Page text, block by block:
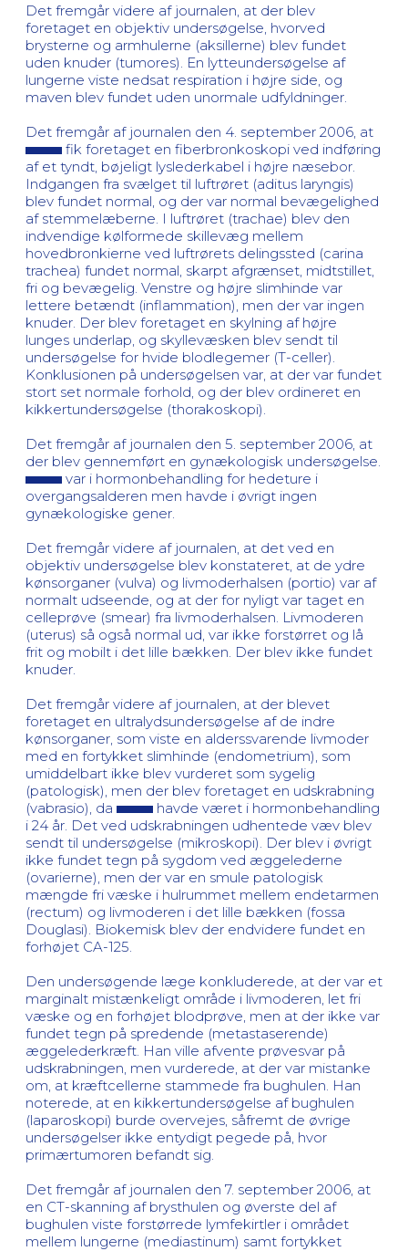
Det fremgår videre af journalen, at der blev
foretaget en objektiv undersøgelse, hvorved
brysterne og armhulerne (aksillerne) blev fundet
uden knuder (tumores). En lytteundersøgelse af
lungerne viste nedsat respiration i højre side, og
maven blev fundet uden unormale udfyldninger.
Det fremgår af journalen den 4. september 2006, at
fik foretaget en fiberbronkoskopi ved indføring
af et tyndt, bøjeligt lyslederkabel i højre næsebor.
Indgangen fra svælget til luftrøret (aditus laryngis)
blev fundet normal, og der var normal bevægelighed
af stemmelæberne. I luftrøret (trachae) blev den
indvendige kølformede skillevæg mellem
hovedbronkierne ved luftrørets delingssted (carina
trachea) fundet normal, skarpt afgrænset, midtstillet,
fri og bevægelig. Venstre og højre slimhinde var
lettere betændt (inflammation), men der var ingen
knuder. Der blev foretaget en skylning af højre
lunges underlap, og skyllevæsken blev sendt til
undersøgelse for hvide blodlegemer (T-celler).
Konklusionen på undersøgelsen var, at der var fundet
stort set normale forhold, og der blev ordineret en
kikkertundersøgelse (thorakoskopi).
Det fremgår af journalen den 5. september 2006, at
der blev gennemført en gynækologisk undersøgelse.
var i hormonbehandling for hedeture i
overgangsalderen men havde i øvrigt ingen
gynækologiske gener.
Det fremgår videre af journalen, at det ved en
objektiv undersøgelse blev konstateret, at de ydre
kønsorganer (vulva) og livmoderhalsen (portio) var af
normalt udseende, og at der for nyligt var taget en
celleprøve (smear) fra livmoderhalsen. Livmoderen
(uterus) så også normal ud, var ikke forstørret og lå
frit og mobilt i det lille bækken. Der blev ikke fundet
knuder.
Det fremgår videre af journalen, at der blevet
foretaget en ultralydsundersøgelse af de indre
kønsorganer, som viste en alderssvarende livmoder
med en fortykket slimhinde (endometrium), som
umiddelbart ikke blev vurderet som sygelig
(patologisk), men der blev foretaget en udskrabning
(vabrasio), da
havde været i hormonbehandling
i 24 år. Det ved udskrabningen udhentede væv blev
sendt til undersøgelse (mikroskopi). Der blev i øvrigt
ikke fundet tegn på sygdom ved æggelederne
(ovarierne), men der var en smule patologisk
mængde fri væske i hulrummet mellem endetarmen
(rectum) og livmoderen i det lille bækken (fossa
Douglasi). Biokemisk blev der endvidere fundet en
forhøjet CA-125.
Den undersøgende læge konkluderede, at der var et
marginalt mistænkeligt område i livmoderen, let fri
væske og en forhøjet blodprøve, men at der ikke var
fundet tegn på spredende (metastaserende)
æggelederkræft. Han ville afvente prøvesvar på
udskrabningen, men vurderede, at der var mistanke
om, at kræftcellerne stammede fra bughulen. Han
noterede, at en kikkertundersøgelse af bughulen
(laparoskopi) burde overvejes, såfremt de øvrige
undersøgelser ikke entydigt pegede på, hvor
primærtumoren befandt sig.
Det fremgår af journalen den 7. september 2006, at
en CT-skanning af brysthulen og øverste del af
bughulen viste forstørrede lymfekirtler i området
mellem lungerne (mediastinum) samt fortykket